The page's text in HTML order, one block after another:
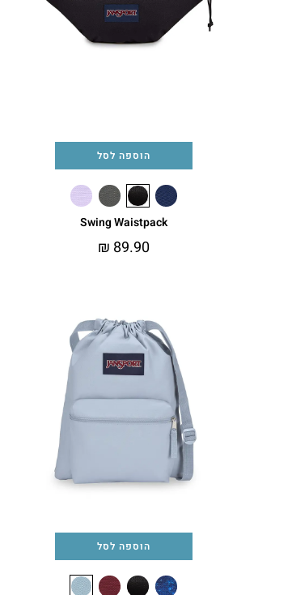
הוספה לסל
Swing Waistpack
₪ 89.90
הוספה לסל